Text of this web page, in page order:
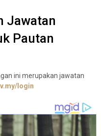
Jawatan
Pautan
ini merupakan jawatan
login